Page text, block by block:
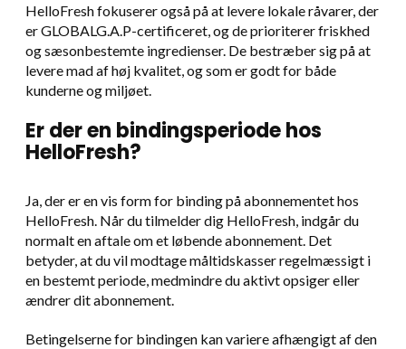
HelloFresh fokuserer også på at levere lokale råvarer, der
er GLOBALG.A.P-certificeret, og de prioriterer friskhed
og sæsonbestemte ingredienser. De bestræber sig på at
levere mad af høj kvalitet, og som er godt for både
kunderne og miljøet.
Er der en bindingsperiode hos
HelloFresh?
Ja, der er en vis form for binding på abonnementet hos
HelloFresh. Når du tilmelder dig HelloFresh, indgår du
normalt en aftale om et løbende abonnement. Det
betyder, at du vil modtage måltidskasser regelmæssigt i
en bestemt periode, medmindre du aktivt opsiger eller
ændrer dit abonnement.
Betingelserne for bindingen kan variere afhængigt af den